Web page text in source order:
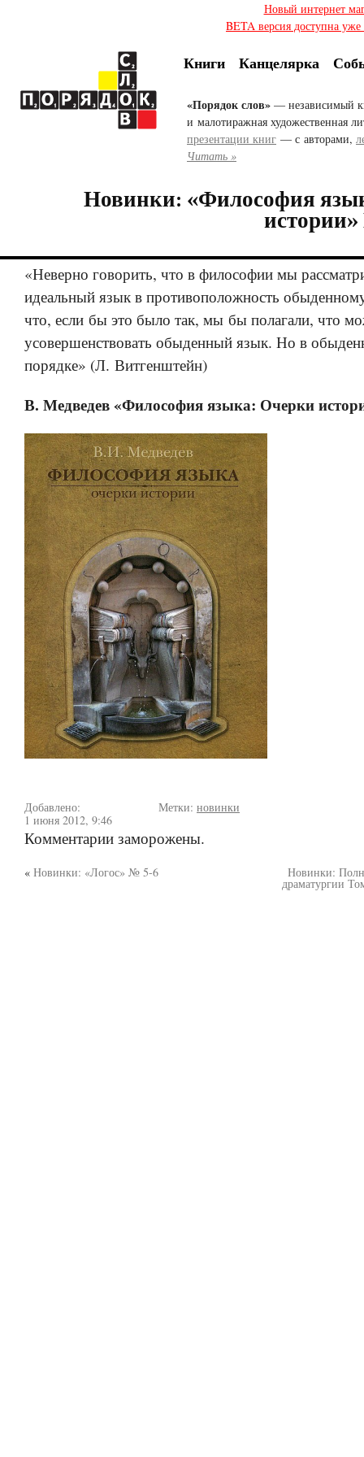
Новый интернет
BETA версия доступна
Книги Канцелярка
«Порядок слов» — независимый
и малотиражная художественная
презентации книг — с авторами,
Читать »
Новинки: «Философия
«Неверно говорить, что в философии мы
идеальный язык в противоположность
что, если бы это было так, мы бы полагали, что
усовершенствовать обыденный язык. Но в
порядке» (Л. Витгенштейн)
В. Медведев «Философия языка: Очерки
Добавлено:
1 июня 2012, 9:46
Метки: новинки
Комментарии заморожены.
« Новинки: «Логос» № 5-6 Новинки:
драматургии